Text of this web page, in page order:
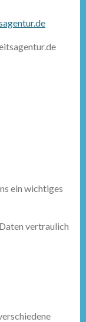
ein wichtiges
vertraulich